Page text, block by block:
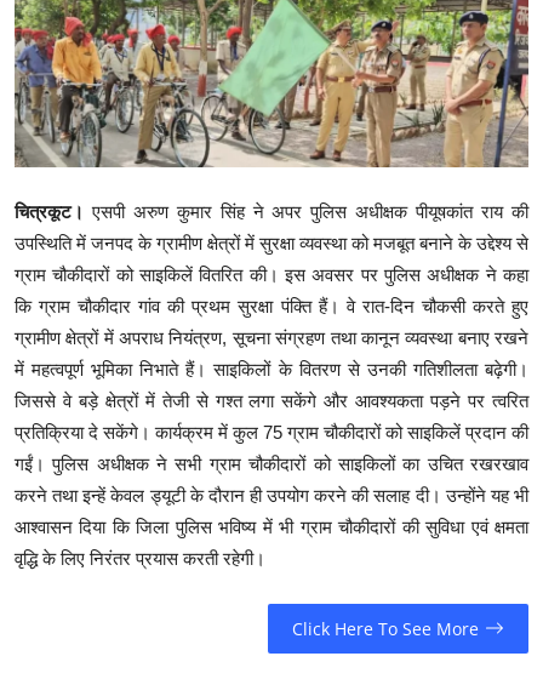
वीडियो
क्राइम
स्पोर्ट्स
गैलरी
चित्रकूट।एसपी अरुण कुमार सिंह ने अपर पुलिस अधीक्षक पीयूषकांत राय की
उपस्थिति में जनपद के ग्रामीण क्षेत्रों में सुरक्षा व्यवस्था को मजबूत बनाने के उद्देश्य से
ग्राम चौकीदारों को साइकिलें वितरित की। इस अवसर पर पुलिस अधीक्षक ने कहा
कि ग्राम चौकीदार गांव की प्रथम सुरक्षा पंक्ति हैं। वे रात-दिन चौकसी करते हुए
ग्रामीण क्षेत्रों में अपराध नियंत्रण, सूचना संग्रहण तथा कानून व्यवस्था बनाए रखने
में महत्वपूर्ण भूमिका निभाते हैं। साइकिलों के वितरण से उनकी गतिशीलता बढ़ेगी।
जिससे वे बड़े क्षेत्रों में तेजी से गश्त लगा सकेंगे और आवश्यकता पड़ने पर त्वरित
प्रतिक्रिया दे सकेंगे। कार्यक्रम में कुल 75 ग्राम चौकीदारों को साइकिलें प्रदान की
गईं। पुलिस अधीक्षक ने सभी ग्राम चौकीदारों को साइकिलों का उचित रखरखाव
करने तथा इन्हें केवल ड्यूटी के दौरान ही उपयोग करने की सलाह दी। उन्होंने यह भी
आश्वासन दिया कि जिला पुलिस भविष्य में भी ग्राम चौकीदारों की सुविधा एवं क्षमता
वृद्धि के लिए निरंतर प्रयास करती रहेगी।
Click Here To See More